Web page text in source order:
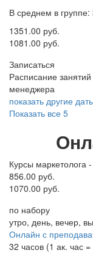
В среднем в группе:
1351.00 руб.
1081.00 руб.
Записаться
Расписание
менеджера
показать другие
Показать все 5
Курсы маркетолога
856.00 руб.
1070.00 руб.
по набору
утро, день, вечер,
Онлайн с
32 часов (1 ак. час